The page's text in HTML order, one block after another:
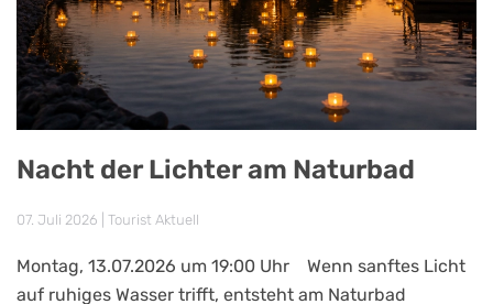
Nacht der Lichter am Naturbad
07. Juli 2026 Tourist Aktuell
Montag, 13.07.2026 um 19:00 Uhr Wenn sanftes Licht
auf ruhiges Wasser trifft, entsteht am Naturbad